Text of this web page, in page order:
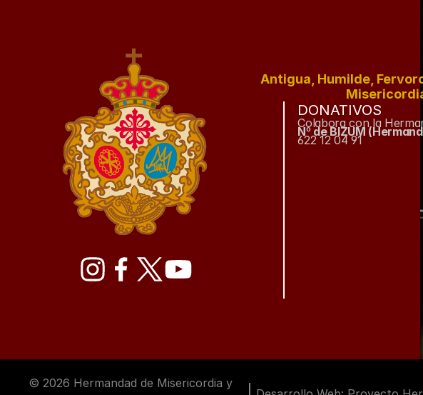
Antigua, Humilde,
DONATIVOS
Colabora con la
Nº de BIZUM
622 12 04 91
© 2026 Hermandad de Misericordia y